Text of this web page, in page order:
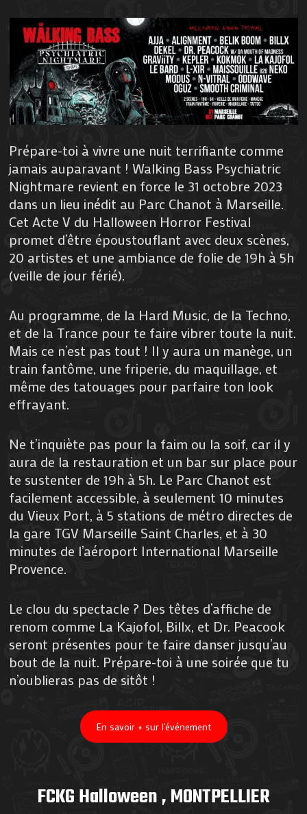
Prépare-toi à vivre une nuit terrifiante comme
jamais auparavant ! Walking Bass Psychiatric
Nightmare revient en force le 31 octobre 2023
dans un lieu inédit au Parc Chanot à Marseille.
Cet Acte V du Halloween Horror Festival
promet d’être époustouflant avec deux scènes,
20 artistes et une ambiance de folie de 19h à 5h
(veille de jour férié).
Au programme, de la Hard Music, de la Techno,
et de la Trance pour te faire vibrer toute la nuit.
Mais ce n’est pas tout ! Il y aura un manège, un
train fantôme, une friperie, du maquillage, et
même des tatouages pour parfaire ton look
effrayant.
Ne t’inquiète pas pour la faim ou la soif, car il y
aura de la restauration et un bar sur place pour
te sustenter de 19h à 5h. Le Parc Chanot est
facilement accessible, à seulement 10 minutes
du Vieux Port, à 5 stations de métro directes de
la gare TGV Marseille Saint Charles, et à 30
minutes de l’aéroport International Marseille
Provence.
Le clou du spectacle ? Des têtes d’affiche de
renom comme La Kajofol, Billx, et Dr. Peacook
seront présentes pour te faire danser jusqu’au
bout de la nuit. Prépare-toi à une soirée que tu
n’oublieras pas de sitôt !
En savoir + sur l’événement
FCKG Halloween , MONTPELLIER